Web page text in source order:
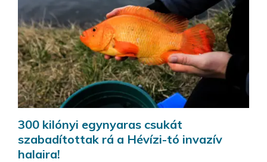
300 kilónyi egynyaras csukát
szabadítottak rá a Hévízi-tó invazív
halaira!